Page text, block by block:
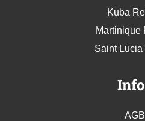
Kuba
Martinique
Saint Lucia
AGB